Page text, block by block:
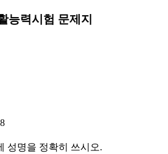
능력시험 문제지
8
성명을 정확히 쓰시오.